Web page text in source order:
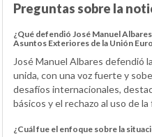
Preguntas sobre la
¿Qué defendió José Manuel
Asuntos Exteriores de la Unión
José Manuel Albares defendió
unida, con una voz fuerte y
desafíos internacionales,
básicos y el rechazo al uso de
¿Cuál fue el enfoque sobre la